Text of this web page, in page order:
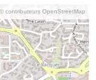
© contributeurs OpenStreetMap